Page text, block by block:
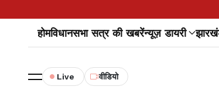
होमविधानसभा सत्र की खबरेंन्यूज़ डायरी
Live वीडियो